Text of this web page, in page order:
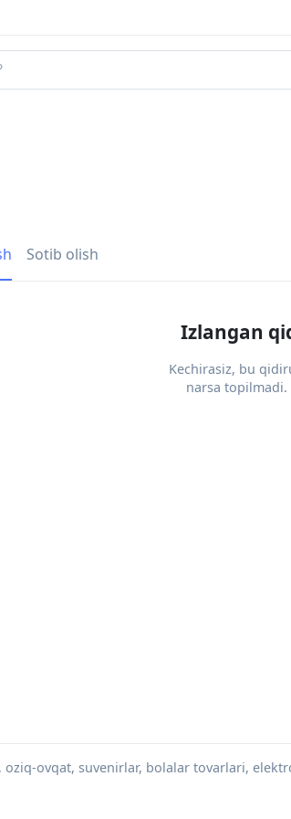
Sotib olish
Izlangan
Kechirasiz, bu
narsa topilmadi.
ovqat, suvenirlar, bolalar tovarlari,